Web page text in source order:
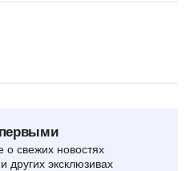
о свежих новостях
других эксклюзивах